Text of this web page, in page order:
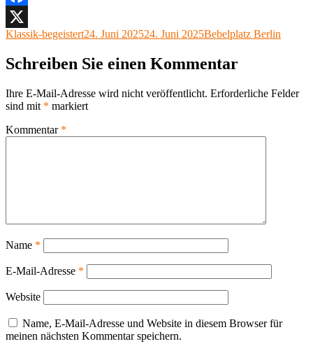
Facebook
X
Autor
Klassik-begeistertVeröffentlicht
24. Juni 202524. Juni 2025Kategorien
Bebelplatz Berlin
Schreiben Sie einen Kommentar
Ihre E-Mail-Adresse wird nicht veröffentlicht. Erforderliche Felder
sind mit * markiert
Kommentar *
Name *
E-Mail-Adresse *
Website
Name, E-Mail-Adresse und Website in diesem Browser für
meinen nächsten Kommentar speichern.